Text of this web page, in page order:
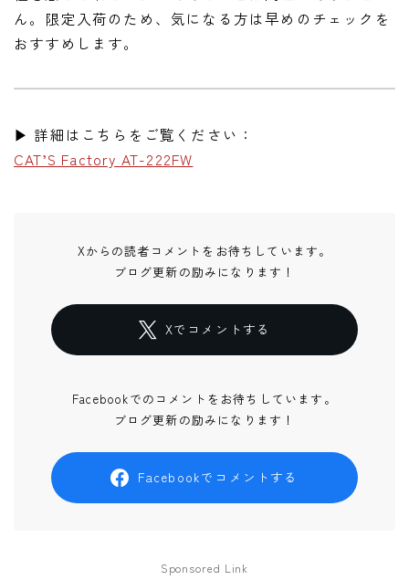
ん。限定入荷のため、気になる方は早めのチェックを
おすすめします。
▶ 詳細はこちらをご覧ください：
CAT’S Factory AT-222FW
Xからの読者コメントをお待ちしています。
ブログ更新の励みになります！
Xでコメントする
Facebookでのコメントをお待ちしています。
ブログ更新の励みになります！
Facebookでコメントする
Sponsored Link